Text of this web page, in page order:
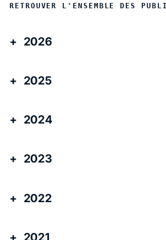
RETROUVER L'ENSEMBLE DES
2026
2025
2024
2023
2022
2021